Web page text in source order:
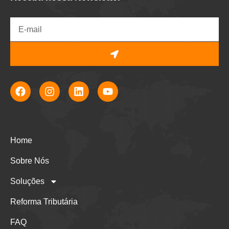
Home
Sobre Nós
Soluções
Reforma Tributária
FAQ